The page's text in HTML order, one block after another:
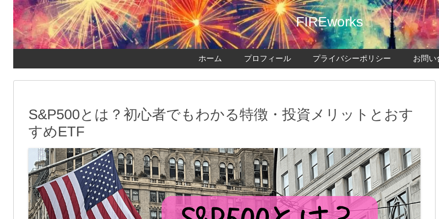
FIREworks
ホーム プロフィール プライバシーポリシー お問い
S&P500とは？初心者でもわかる特徴・投資メリットとおす
すめETF